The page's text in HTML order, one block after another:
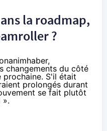
la roadmap,
?
,
changements du côté
prochaine. S'il était
prolongés durant
se fait plutôt
».